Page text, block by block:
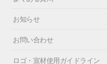
お知らせ
お問い合わせ
ロゴ・宣材使用ガイドライン